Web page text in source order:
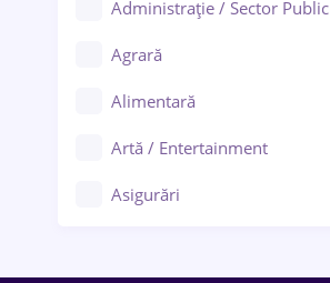
Administrație / Sector Public
Agrară
Alimentară
Artă / Entertainment
Asigurări